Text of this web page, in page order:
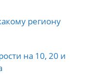
региону
на 10, 20 и